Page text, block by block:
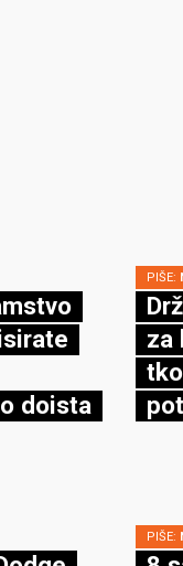
doista
PIŠE:
za
PIŠE: